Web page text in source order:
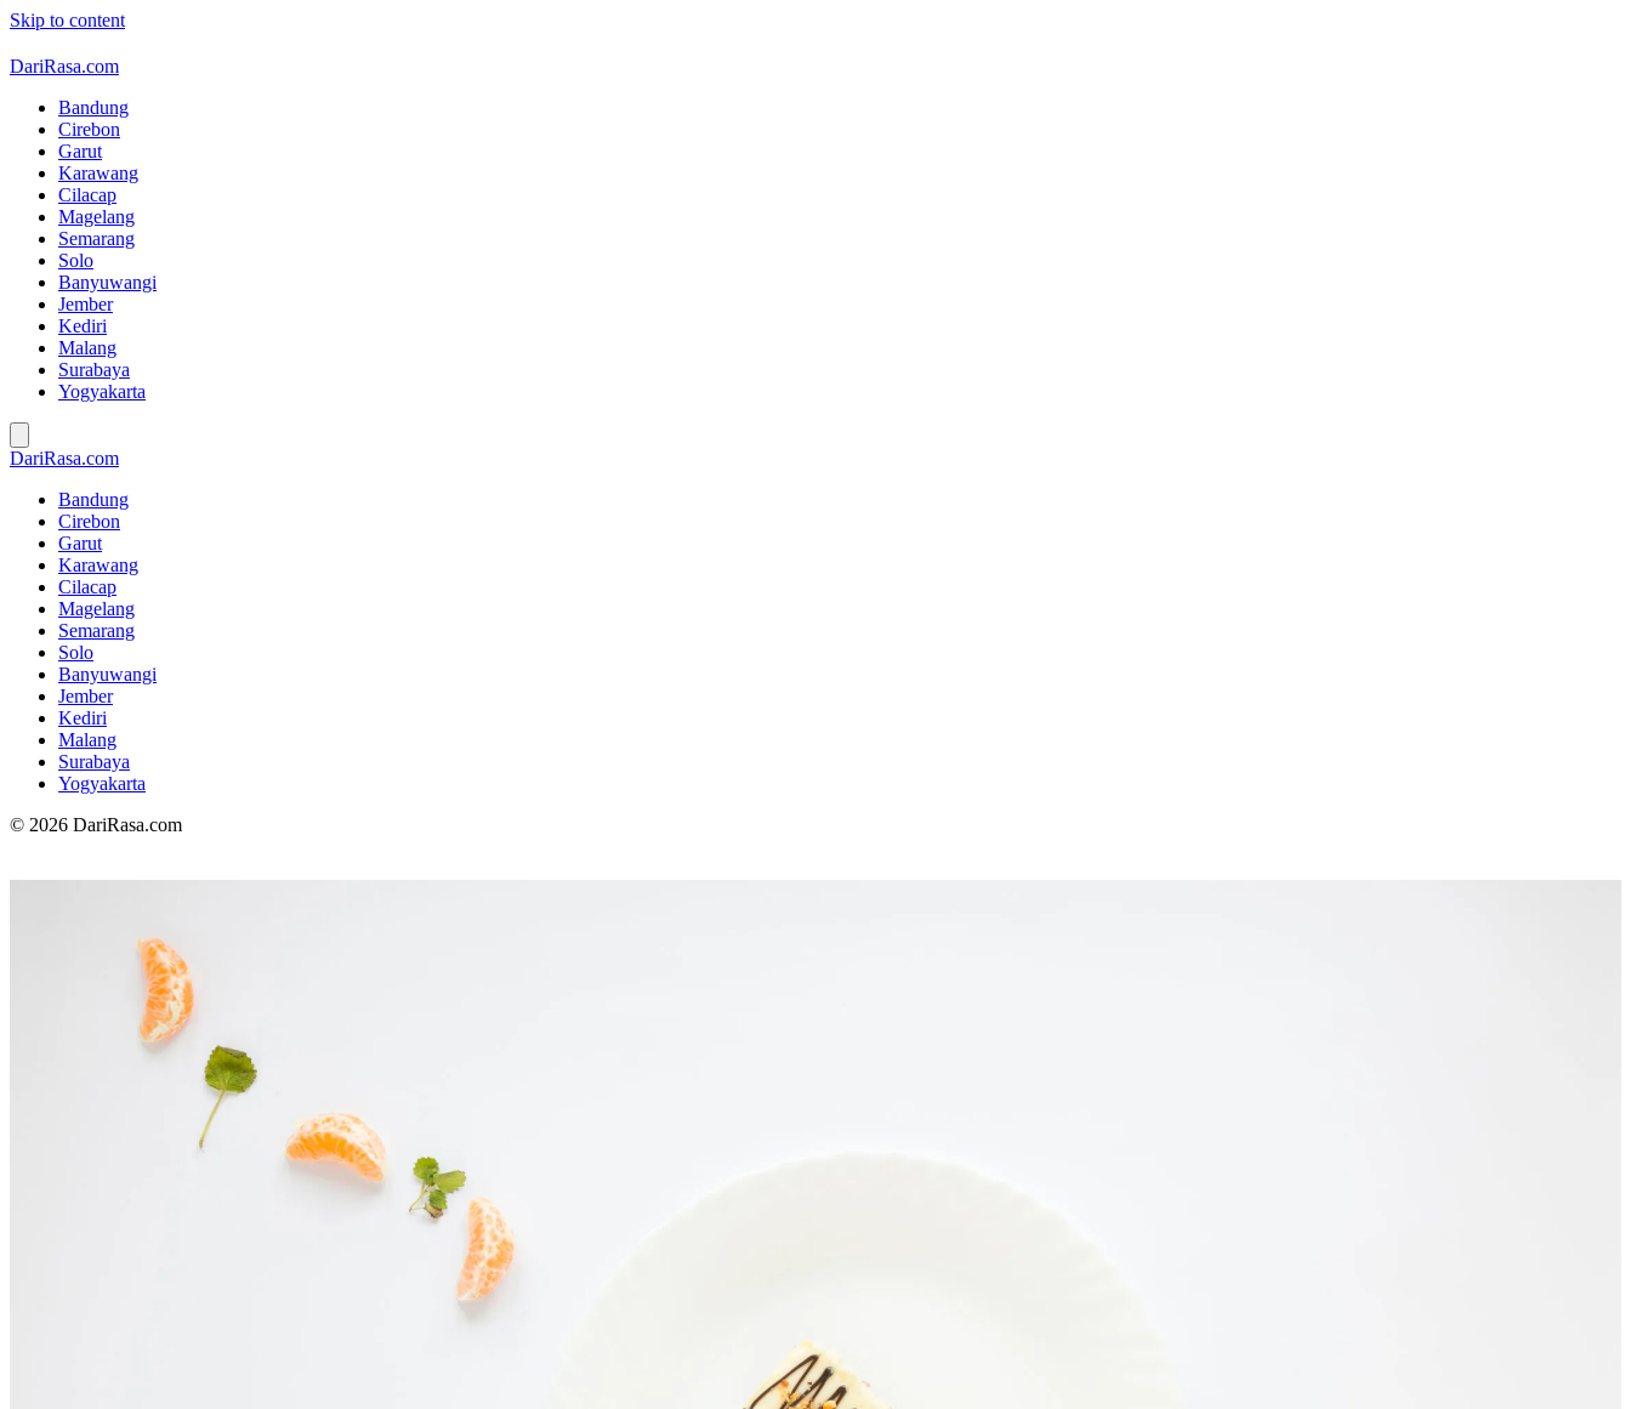
Skip to content
DariRasa.com
Bandung
Cirebon
Garut
Karawang
Cilacap
Magelang
Semarang
Solo
Banyuwangi
Jember
Kediri
Malang
Surabaya
Yogyakarta
DariRasa.com
Bandung
Cirebon
Garut
Karawang
Cilacap
Magelang
Semarang
Solo
Banyuwangi
Jember
Kediri
Malang
Surabaya
Yogyakarta
© 2026 DariRasa.com